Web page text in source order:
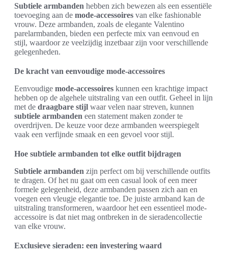
Subtiele armbanden hebben zich bewezen als een essentiële
toevoeging aan de mode-accessoires van elke fashionable
vrouw. Deze armbanden, zoals de elegante Valentino
parelarmbanden, bieden een perfecte mix van eenvoud en
stijl, waardoor ze veelzijdig inzetbaar zijn voor verschillende
gelegenheden.
De kracht van eenvoudige mode-accessoires
Eenvoudige mode-accessoires kunnen een krachtige impact
hebben op de algehele uitstraling van een outfit. Geheel in lijn
met de draagbare stijl waar velen naar streven, kunnen
subtiele armbanden een statement maken zonder te
overdrijven. De keuze voor deze armbanden weerspiegelt
vaak een verfijnde smaak en een gevoel voor stijl.
Hoe subtiele armbanden tot elke outfit bijdragen
Subtiele armbanden zijn perfect om bij verschillende outfits
te dragen. Of het nu gaat om een casual look of een meer
formele gelegenheid, deze armbanden passen zich aan en
voegen een vleugje elegantie toe. De juiste armband kan de
uitstraling transformeren, waardoor het een essentieel mode-
accessoire is dat niet mag ontbreken in de sieradencollectie
van elke vrouw.
Exclusieve sieraden: een investering waard